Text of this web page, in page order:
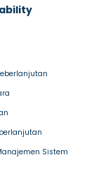
Sistem